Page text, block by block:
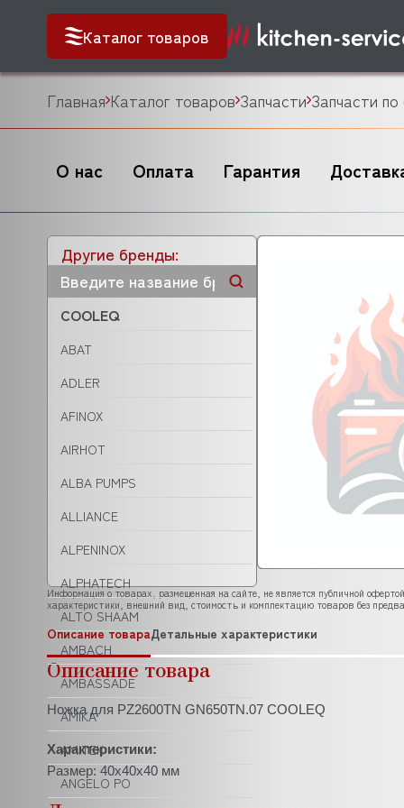
Каталог товаров
Главная Каталог товаров Запчасти Запчасти
О нас Оплата Гарантия
Другие бренды:
COOLEQ
ABAT
ADLER
AFINOX
AIRHOT
ALBA PUMPS
ALLIANCE
ALPENINOX
ALPHATECH
ALTO SHAAM
AMBACH
AMBASSADE
AMIKA
AMITEK
ANGELO PO
Информация о товарах, размещенная на сайте, не является публичной
характеристики, внешний вид, стоимость и комплектацию товаров без
Описание товараДетальные характеристики
Описание товара
Ножка для PZ2600TN GN650TN.07 COOLEQ
Характеристики:
Размер: 40х40х40 мм